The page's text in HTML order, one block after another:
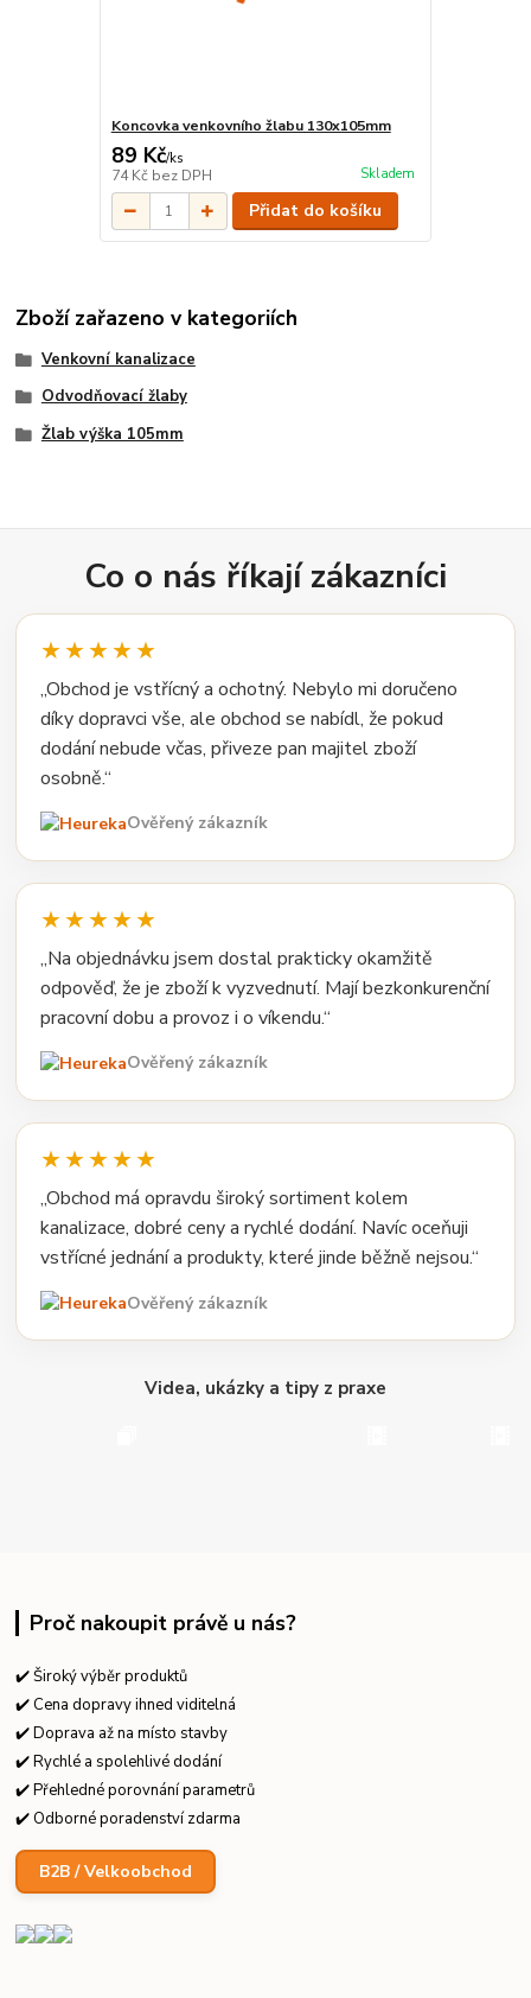
Koncovka venkovního žlabu 130x105mm
89 Kč/ks
74 Kč bez DPH Skladem
Přidat do košíku
Zboží zařazeno v kategoriích
Venkovní kanalizace
Odvodňovací žlaby
Žlab výška 105mm
Co o nás říkají zákazníci
★★★★★
„Obchod je vstřícný a ochotný. Nebylo mi doručeno
díky dopravci vše, ale obchod se nabídl, že pokud
dodání nebude včas, přiveze pan majitel zboží
osobně.“
Ověřený zákazník
★★★★★
„Na objednávku jsem dostal prakticky okamžitě
odpověď, že je zboží k vyzvednutí. Mají bezkonkurenční
pracovní dobu a provoz i o víkendu.“
Ověřený zákazník
★★★★★
„Obchod má opravdu široký sortiment kolem
kanalizace, dobré ceny a rychlé dodání. Navíc oceňuji
vstřícné jednání a produkty, které jinde běžně nejsou.“
Ověřený zákazník
Videa, ukázky a tipy z praxe
Proč nakoupit právě u nás?
✔️ Široký výběr produktů
✔️ Cena dopravy ihned viditelná
✔️ Doprava až na místo stavby
✔️ Rychlé a spolehlivé dodání
✔️ Přehledné porovnání parametrů
✔️ Odborné poradenství zdarma
B2B / Velkoobchod